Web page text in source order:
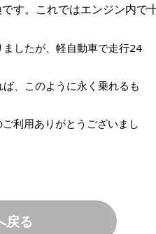
す。これではエンジン内で
したが、軽自動車で走行24
、このように永く乗れるも
利用ありがとうございまし
戻る